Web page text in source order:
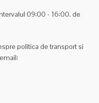
09:00 - 16:00. de
politica de transport si